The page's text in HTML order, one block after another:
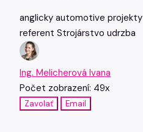
anglicky automotive projekty
referent Strojárstvo udrzba
Ing. Melicherová Ivana
Počet zobrazení: 49x
Zavolať Email